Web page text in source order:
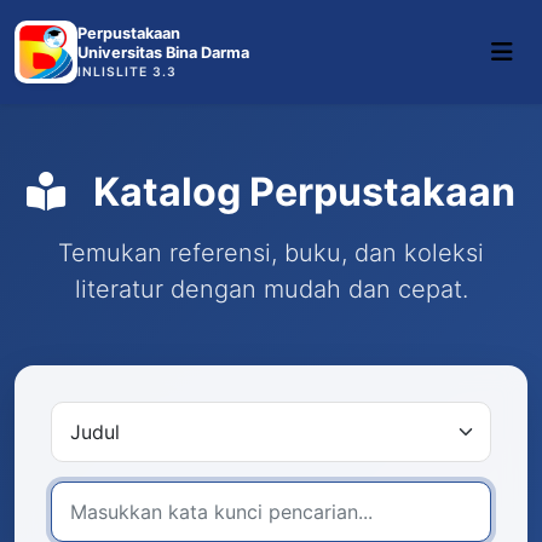
Perpustakaan
Universitas Bina Darma
INLISLITE 3.3
Katalog Perpustakaan
Temukan referensi, buku, dan koleksi
literatur dengan mudah dan cepat.